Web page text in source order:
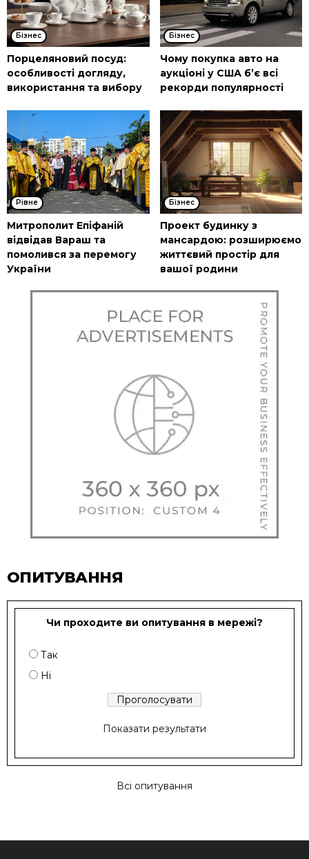
Бізнес
Порцеляновий посуд:
особливості догляду,
використання та вибору
Бізнес
Чому покупка авто на
аукціоні у США б’є всі
рекорди популярності
Рівне
Митрополит Епіфаній
відвідав Вараш та
помолився за перемогу
України
Бізнес
Проект будинку з
мансардою: розширюємо
життєвий простір для
вашої родини
ОПИТУВАННЯ
Чи проходите ви опитування в мережі?
Так
Ні
Показати результати
Всі опитування